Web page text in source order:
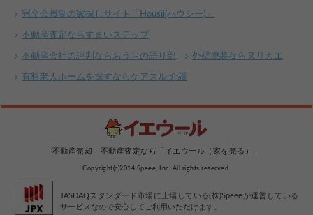
完全会員制の家探しサイト「Housii(ハウシー)」
不動産査定ならすまいステップ
不動産会社の評判ならおうちの語り部 外壁塗装ならヌリカエ
有料老人ホームを探すならケアスル 介護
不動産売却・不動産査定なら「イエウール（家を売る）」
Copyright(c)2014 Speee, Inc. All rights reserved.
JASDAQスタンダード市場に上場している(株)Speeeが運営している
サービスなので安心してご利用いただけます。